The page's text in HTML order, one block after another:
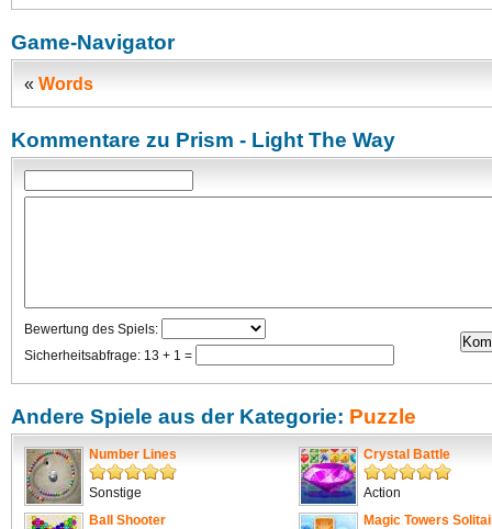
Game-Navigator
« Words
Kommentare zu Prism - Light The Way
Bewertung des Spiels:
Sicherheitsabfrage: 13 + 1 =
Andere Spiele aus der Kategorie: Puzzle
Number Lines
Sonstige
Crystal Battle
Action
Ball Shooter
Magic Towers